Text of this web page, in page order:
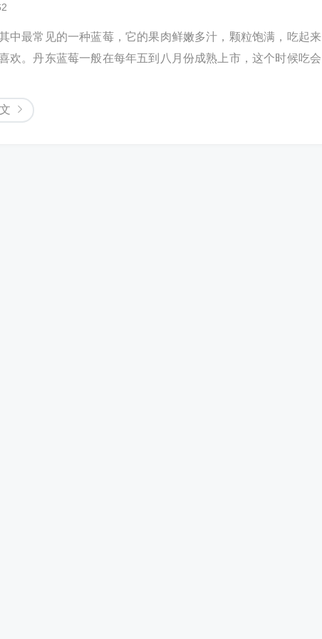
中最常见的一种蓝莓，它的果肉鲜嫩多汁，颗粒饱满，吃起来
欢。丹东蓝莓一般在每年五到八月份成熟上市，这个时候吃会